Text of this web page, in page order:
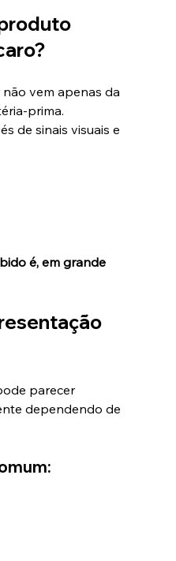
vem apenas da
prima.
de sinais visuais e
é, em grande
parecer
dependendo de